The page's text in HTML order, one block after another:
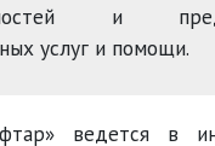
и
услуг и помощи.
ведется в